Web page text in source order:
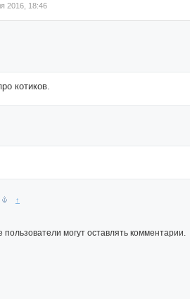
2016, 18:46
котиков.
↑
могут оставлять комментарии.